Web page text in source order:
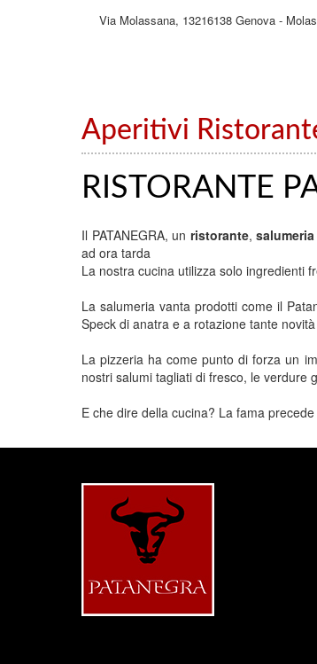
Via Molassana, 13216138 Genova -
Aperitivi
RISTORANTE
Il PATANEGRA, un ristorante,salumeria
ad ora tarda
La nostra cucina utilizza solo ingredienti
La salumeria vanta prodotti come il
Speck di anatra e a rotazione tante
La pizzeria ha come punto di forza un
nostri salumi tagliati di fresco, le verdure
E che dire della cucina? La fama